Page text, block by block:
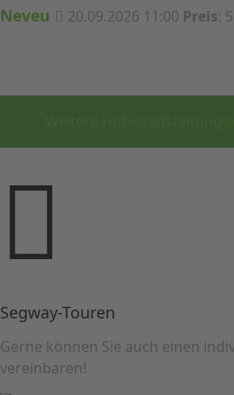
Neveu
20.09.2026 11:00 Preis:
Segway-Touren
Gerne können Sie auch einen
vereinbaren!